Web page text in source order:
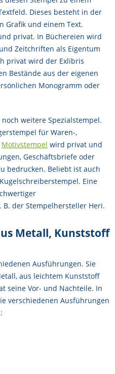
Dieses besteht in der
Grafik und einem Text.
privat. In Büchereien wird
Zeitchriften als Eigentum
privat wird der Exlibris
Bestände aus der eigenen
Monogramm oder
weitere Spezialstempel.
für Waren-,
Motivstempel wird privat und
Geschäftsbriefe oder
bedrucken. Beliebt ist auch
Eine
der Stempelhersteller Heri.
Metall, Kunststoff
Ausführungen. Sie
aus leichtem Kunststoff
seine Vor- und Nachteile. In
verschiedenen Ausführungen